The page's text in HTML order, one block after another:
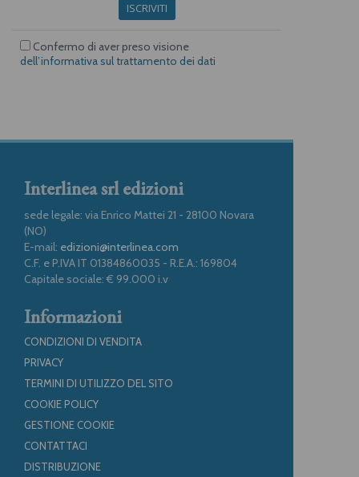
ISCRIVITI
Confermo di aver preso visione
dell’informativa sul trattamento dei dati
Interlinea srl edizioni
sede legale: via Enrico Mattei 21 - 28100 Novara
(NO)
E-mail: edizioni@interlinea.com
C.F. e P.IVA IT 01384860035 - R.E.A.: 169804
Capitale sociale: € 99.000 i.v
Informazioni
CONDIZIONI DI VENDITA
PRIVACY
TERMINI DI UTILIZZO DEL SITO
COOKIE POLICY
GESTIONE COOKIE
CONTATTACI
DISTRIBUZIONE